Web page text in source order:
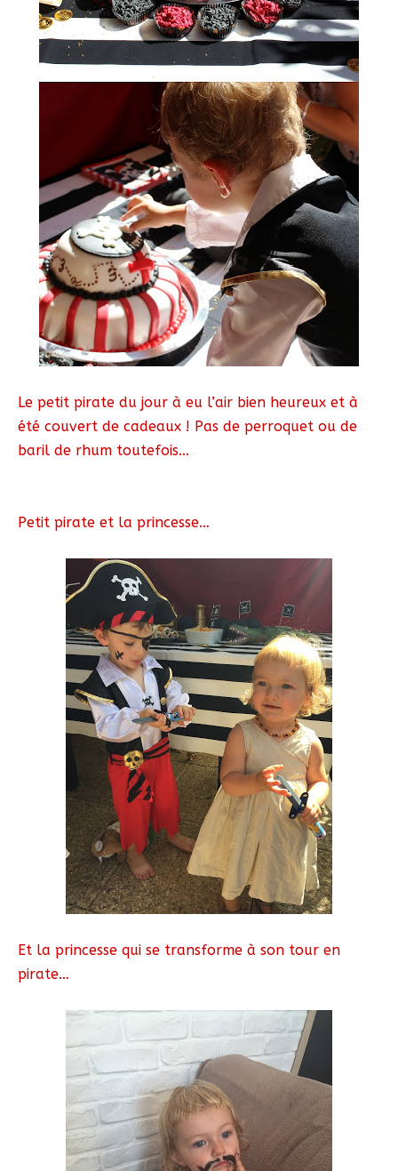
Le petit pirate du jour à eu l’air bien heureux et à
été couvert de cadeaux ! Pas de perroquet ou de
baril de rhum toutefois…
Petit pirate et la princesse…
Et la princesse qui se transforme à son tour en
pirate…